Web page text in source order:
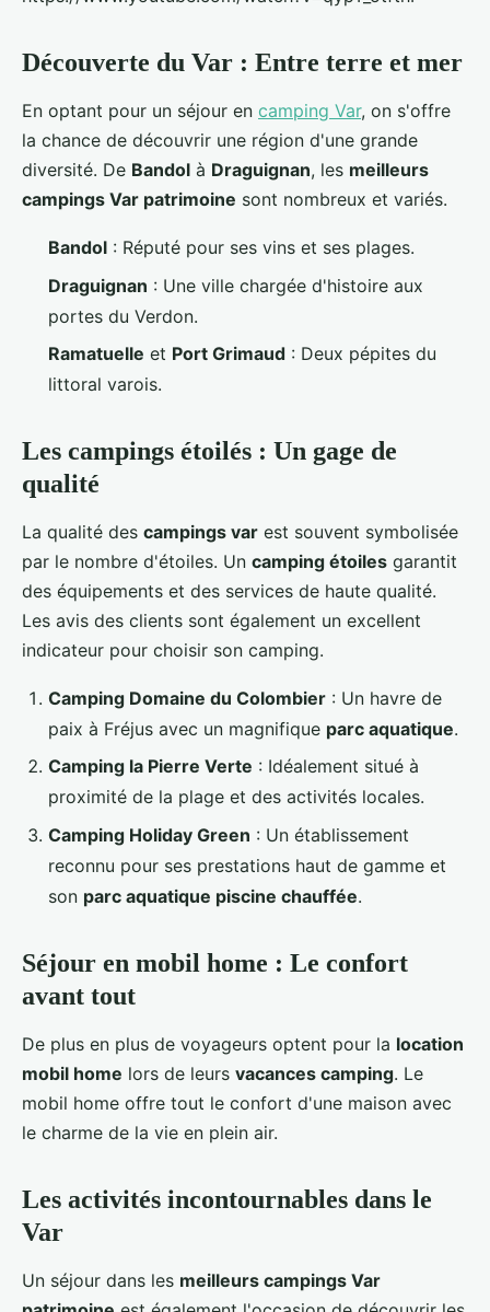
Découverte du Var : Entre terre et mer
En optant pour un séjour en camping Var, on s'offre
la chance de découvrir une région d'une grande
diversité. De Bandol à Draguignan, les meilleurs
campings Var patrimoine sont nombreux et variés.
Bandol : Réputé pour ses vins et ses plages.
Draguignan : Une ville chargée d'histoire aux
portes du Verdon.
Ramatuelle et Port Grimaud : Deux pépites du
littoral varois.
Les campings étoilés : Un gage de
qualité
La qualité des campings var est souvent symbolisée
par le nombre d'étoiles. Un camping étoiles garantit
des équipements et des services de haute qualité.
Les avis des clients sont également un excellent
indicateur pour choisir son camping.
Camping Domaine du Colombier : Un havre de
paix à Fréjus avec un magnifique parc aquatique.
Camping la Pierre Verte : Idéalement situé à
proximité de la plage et des activités locales.
Camping Holiday Green : Un établissement
reconnu pour ses prestations haut de gamme et
son parc aquatique piscine chauffée.
Séjour en mobil home : Le confort
avant tout
De plus en plus de voyageurs optent pour la location
mobil home lors de leurs vacances camping. Le
mobil home offre tout le confort d'une maison avec
le charme de la vie en plein air.
Les activités incontournables dans le
Var
Un séjour dans les meilleurs campings Var